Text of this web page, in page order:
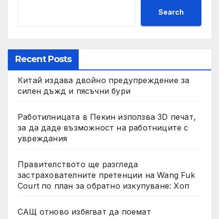
Search
Recent Posts
Китай издава двойно предупреждение за
силен дъжд и пясъчни бури
Работилницата в Пекин използва 3D печат,
за да даде възможност на работниците с
увреждания
Правителството ще разгледа
застрахователните претенции на Wang Fuk
Court по план за обратно изкупуване: Хоп
САЩ отново избягват да поемат